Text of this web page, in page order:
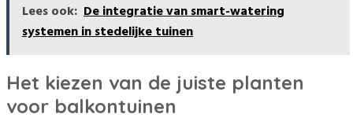
Lees ook: De integratie van smart-watering
systemen in stedelijke tuinen
Het kiezen van de juiste planten
voor balkontuinen